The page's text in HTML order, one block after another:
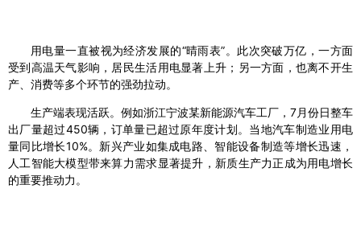
用电量一直被视为经济发展的“晴雨表”。此次突破万亿，一方面
受到高温天气影响，居民生活用电显著上升；另一方面，也离不开生
产、消费等多个环节的强劲拉动。
生产端表现活跃。例如浙江宁波某新能源汽车工厂，7月份日整车
出厂量超过450辆，订单量已超过原年度计划。当地汽车制造业用电
量同比增长10%。新兴产业如集成电路、智能设备制造等增长迅速，
人工智能大模型带来算力需求显著提升，新质生产力正成为用电增长
的重要推动力。